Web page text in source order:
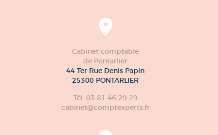
Cabinet comptable
de Pontarlier
44 Ter Rue Denis Papin
25300 PONTARLIER
Tél. 03 81 46 29 29
cabinet@comptexperts.fr